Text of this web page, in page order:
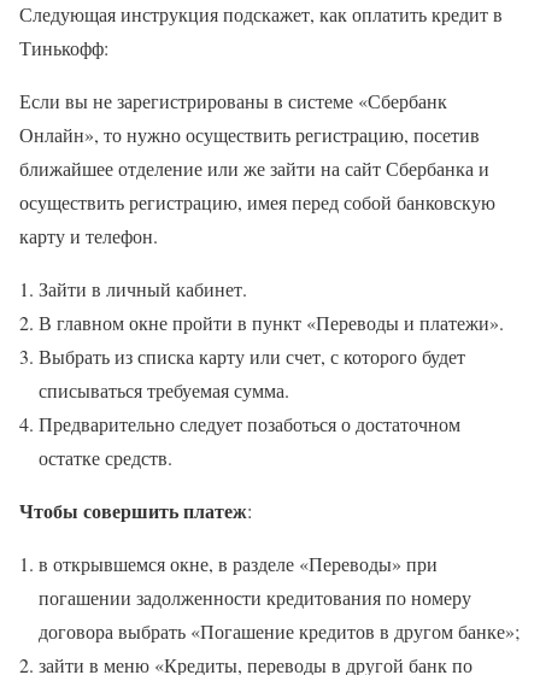
Следующая инструкция подскажет, как оплатить кредит в
Тинькофф:
Если вы не зарегистрированы в системе «Сбербанк
Онлайн», то нужно осуществить регистрацию, посетив
ближайшее отделение или же зайти на сайт Сбербанка и
осуществить регистрацию, имея перед собой банковскую
карту и телефон.
Зайти в личный кабинет.
В главном окне пройти в пункт «Переводы и платежи».
Выбрать из списка карту или счет, с которого будет
списываться требуемая сумма.
Предварительно следует позаботься о достаточном
остатке средств.
Чтобы совершить платеж:
в открывшемся окне, в разделе «Переводы» при
погашении задолженности кредитования по номеру
договора выбрать «Погашение кредитов в другом банке»;
зайти в меню «Кредиты, переводы в другой банк по